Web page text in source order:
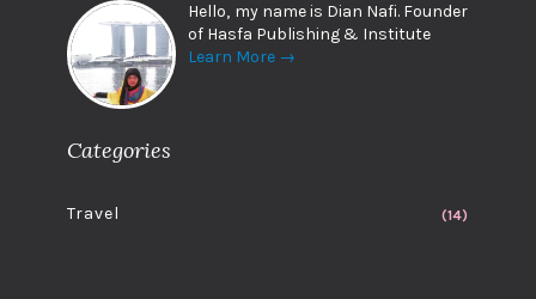
Hello, my name is Dian Nafi. Founder
of Hasfa Publishing & Institute
Learn More →
Categories
Travel (14)